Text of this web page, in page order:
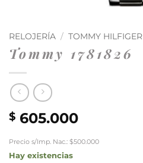
RELOJERÍA / TOMMY HILFIGER
Tommy 1781826
$ 605.000
Precio s/Imp. Nac.: $500.000
Hay existencias